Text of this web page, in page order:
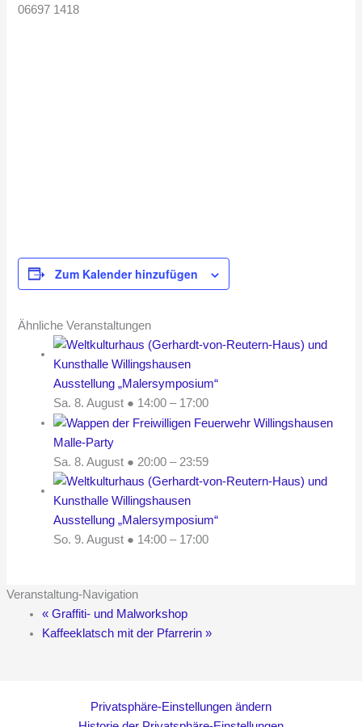
06697 1418
Zum Kalender hinzufügen
Ähnliche Veranstaltungen
Ausstellung „Malersymposium“
Sa. 8. August ● 14:00 – 17:00
Malle-Party
Sa. 8. August ● 20:00 – 23:59
Ausstellung „Malersymposium“
So. 9. August ● 14:00 – 17:00
Veranstaltung-Navigation
«Graffiti- und Malworkshop
Kaffeeklatsch mit der Pfarrerin »
Privatsphäre-Einstellungen ändern